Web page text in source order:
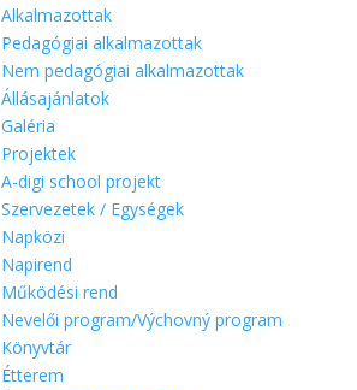
Alkalmazottak
Pedagógiai alkalmazottak
Nem pedagógiai alkalmazottak
Állásajánlatok
Galéria
Projektek
A-digi school projekt
Szervezetek / Egységek
Napközi
Napirend
Működési rend
Nevelői program/Výchovný program
Könyvtár
Étterem